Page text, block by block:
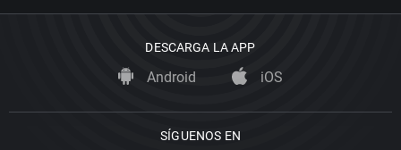
DESCARGA LA APP
Android iOS
SÍGUENOS EN